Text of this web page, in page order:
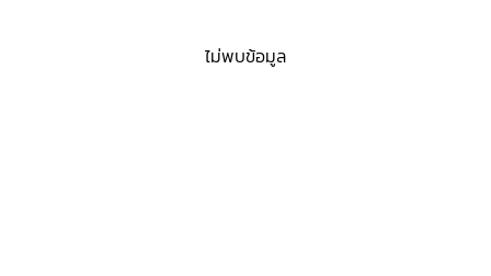
ไม่พบข้อมูล